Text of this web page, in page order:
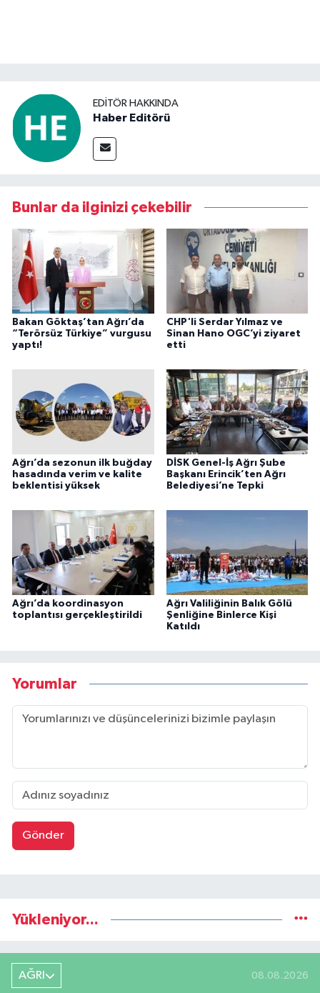
EDITÖR HAKKINDA
Haber Editörü
Bunlar da ilginizi çekebilir
Bakan Göktaş’tan Ağrı’da
“Terörsüz Türkiye” vurgusu
yaptı!
CHP'li Serdar Yılmaz ve
Sinan Hano OGC’yi ziyaret
etti
Ağrı’da sezonun ilk buğday
hasadında verim ve kalite
beklentisi yüksek
DİSK Genel-İş Ağrı Şube
Başkanı Erincik’ten Ağrı
Belediyesi’ne Tepki
Ağrı’da koordinasyon
toplantısı gerçekleştirildi
Ağrı Valiliğinin Balık Gölü
Şenliğine Binlerce Kişi
Katıldı
Yorumlar
Gönder
Yükleniyor...
AĞRI 08.08.2026